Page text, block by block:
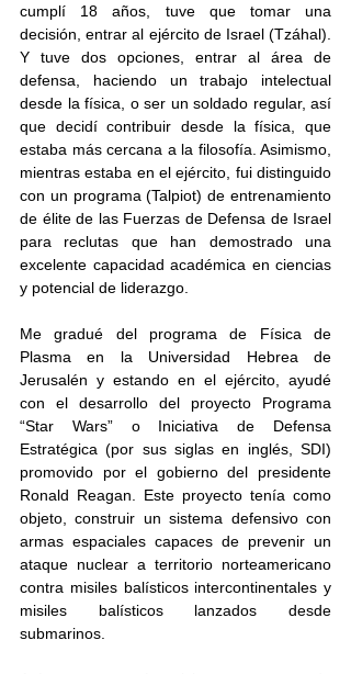
cumplí 18 años, tuve que tomar una
decisión, entrar al ejército de Israel (Tzáhal).
Y tuve dos opciones, entrar al área de
defensa, haciendo un trabajo intelectual
desde la física, o ser un soldado regular, así
que decidí contribuir desde la física, que
estaba más cercana a la filosofía. Asimismo,
mientras estaba en el ejército, fui distinguido
con un programa (Talpiot) de entrenamiento
de élite de las Fuerzas de Defensa de Israel
para reclutas que han demostrado una
excelente capacidad académica en ciencias
y potencial de liderazgo.
Me gradué del programa de Física de
Plasma en la Universidad Hebrea de
Jerusalén y estando en el ejército, ayudé
con el desarrollo del proyecto Programa
“Star Wars” o Iniciativa de Defensa
Estratégica (por sus siglas en inglés, SDI)
promovido por el gobierno del presidente
Ronald Reagan. Este proyecto tenía como
objeto, construir un sistema defensivo con
armas espaciales capaces de prevenir un
ataque nuclear a territorio norteamericano
contra misiles balísticos intercontinentales y
misiles balísticos lanzados desde
submarinos.